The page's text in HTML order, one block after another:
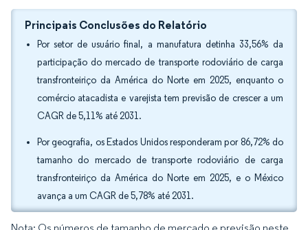
Principais Conclusões do Relatório
Por setor de usuário final, a manufatura detinha 33,56% da
participação do mercado de transporte rodoviário de carga
transfronteiriço da América do Norte em 2025, enquanto o
comércio atacadista e varejista tem previsão de crescer a um
CAGR de 5,11% até 2031.
Por geografia, os Estados Unidos responderam por 86,72% do
tamanho do mercado de transporte rodoviário de carga
transfronteiriço da América do Norte em 2025, e o México
avança a um CAGR de 5,78% até 2031.